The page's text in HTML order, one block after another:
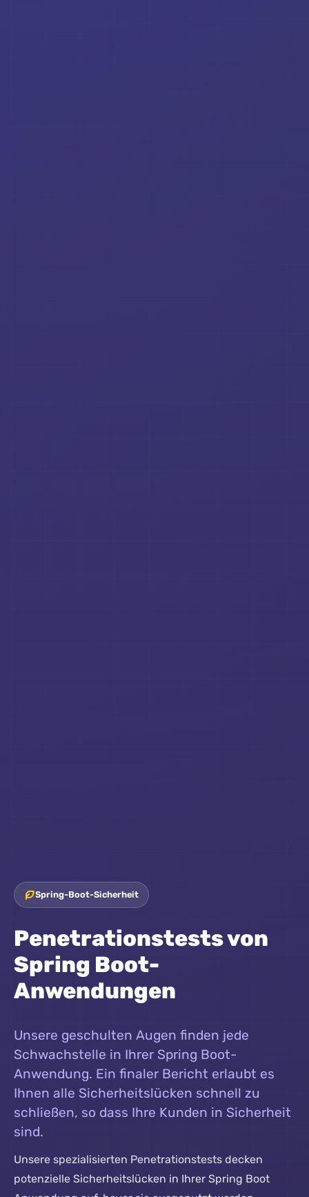
Spring-Boot-Sicherheit
Penetrationstests von
Spring Boot-
Anwendungen
Unsere geschulten Augen finden jede
Schwachstelle in Ihrer Spring Boot-
Anwendung. Ein finaler Bericht erlaubt es
Ihnen alle Sicherheitslücken schnell zu
schließen, so dass Ihre Kunden in Sicherheit
sind.
Unsere spezialisierten Penetrationstests decken
potenzielle Sicherheitslücken in Ihrer Spring Boot